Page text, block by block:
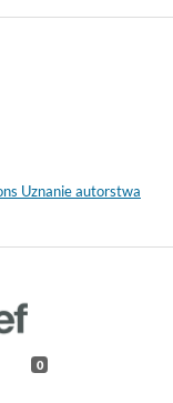
Uznanie autorstwa
0